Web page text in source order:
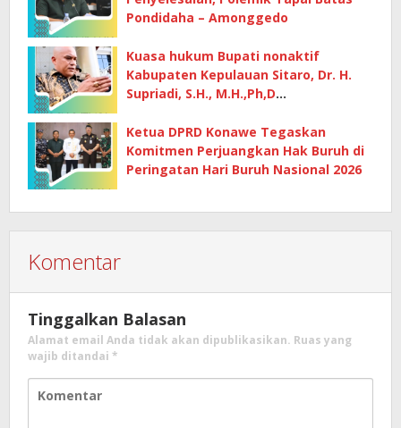
Pondidaha – Amonggedo
Kuasa hukum Bupati nonaktif
Kabupaten Kepulauan Sitaro, Dr. H.
Supriadi, S.H., M.H.,Ph,D
kerugian negara
Ketua DPRD Konawe Tegaskan
Komitmen Perjuangkan Hak Buruh di
Peringatan Hari Buruh Nasional 2026
Komentar
Tinggalkan Balasan
Alamat email Anda tidak akan dipublikasikan. Ruas yang
wajib ditandai *